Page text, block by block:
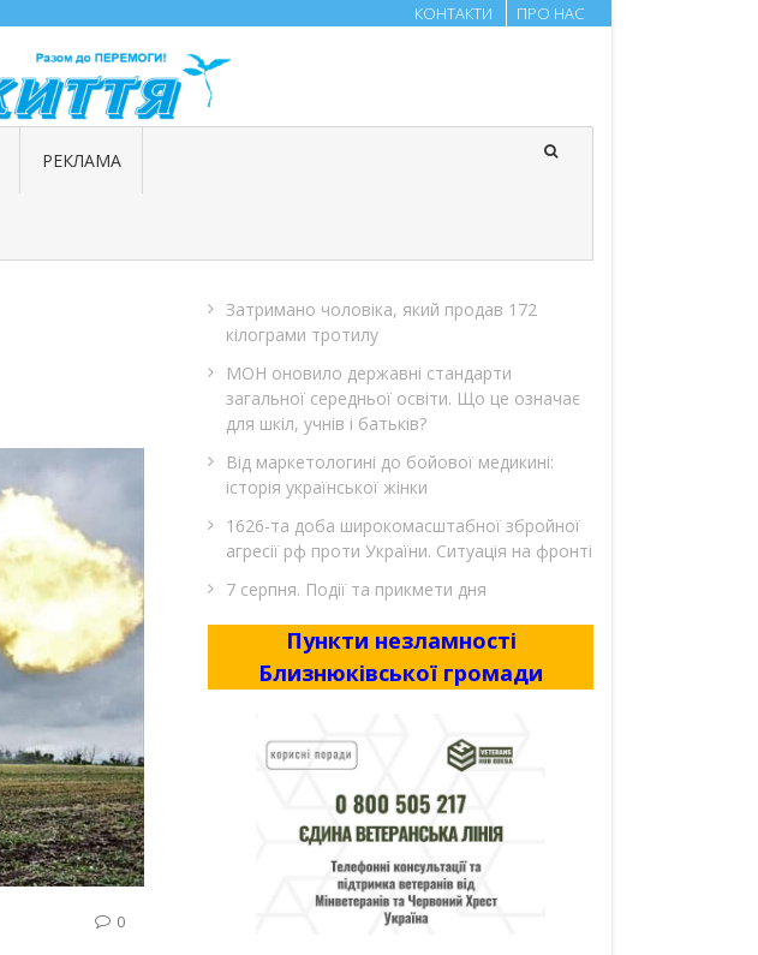
КОНТАКТИ ПРО НАС
РЕКЛАМА
0
Затримано чоловіка, який продав 172
кілограми тротилу
МОН оновило державні стандарти
загальної середньої освіти. Що це означає
для шкіл, учнів і батьків?
Від маркетологині до бойової медикині:
історія української жінки
1626-та доба широкомасштабної збройної
агресії рф проти України. Ситуація на фронті
7 серпня. Події та прикмети дня
Пункти незламності
Близнюківської громади